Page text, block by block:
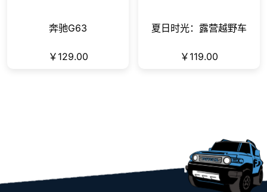
奔驰G63
￥129.00
夏日时光：露营越野车
￥119.00